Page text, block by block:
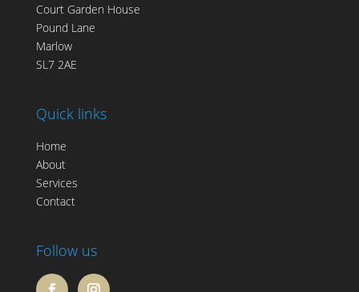
Court Garden House
Pound Lane
Marlow
SL7 2AE
Quick links
Home
About
Services
Contact
Follow us